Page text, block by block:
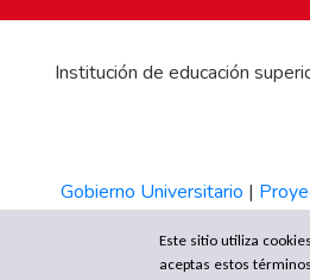
Institución de educación
Gobierno Universitario |
Este sitio utiliza
aceptas estos